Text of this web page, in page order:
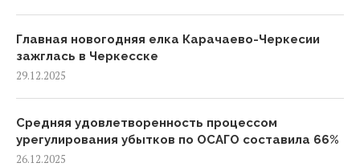
Главная новогодняя елка Карачаево-Черкесии
зажглась в Черкесске
29.12.2025
Средняя удовлетворенность процессом
урегулирования убытков по ОСАГО составила 66%
26.12.2025